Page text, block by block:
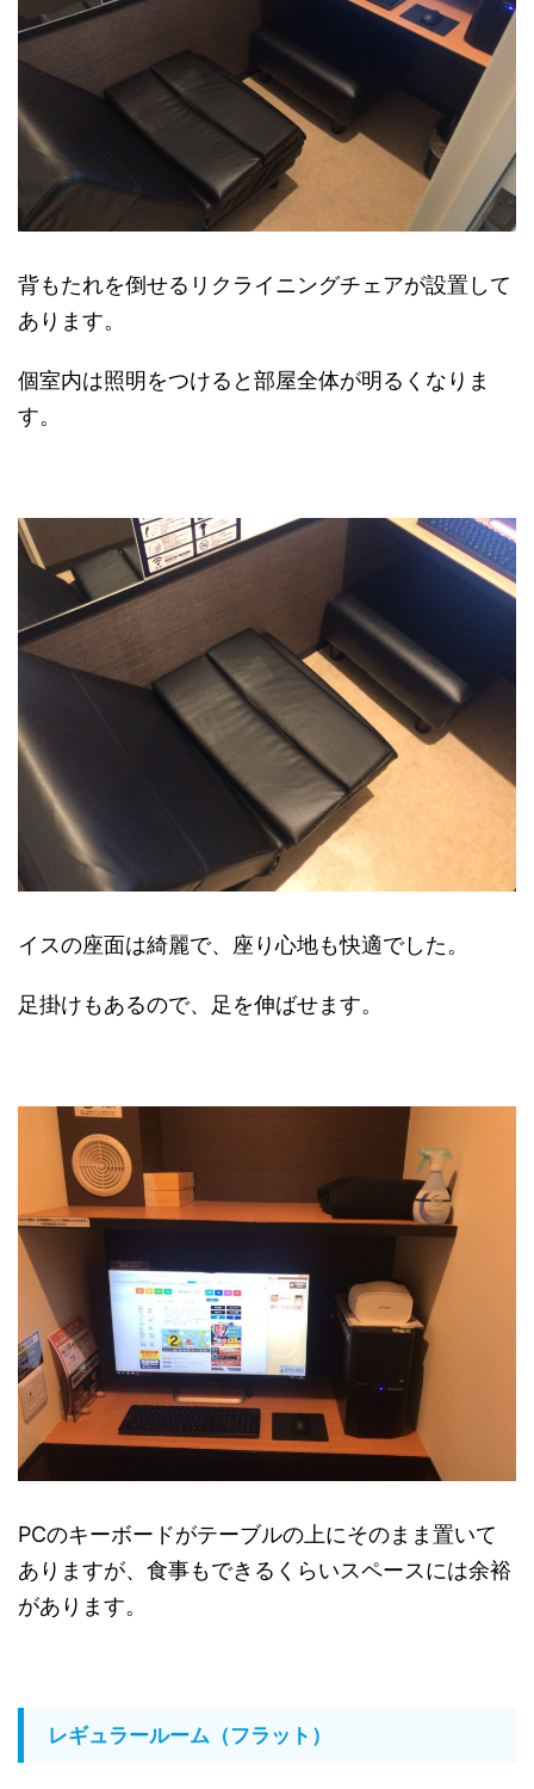
背もたれを倒せるリクライニングチェアが設置して
あります。
個室内は照明をつけると部屋全体が明るくなりま
す。
イスの座面は綺麗で、座り心地も快適でした。
足掛けもあるので、足を伸ばせます。
PCのキーボードがテーブルの上にそのまま置いて
ありますが、食事もできるくらいスペースには余裕
があります。
レギュラールーム（フラット）